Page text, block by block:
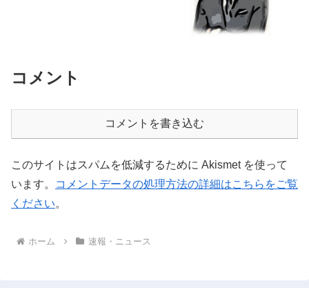
コメント
コメントを書き込む
このサイトはスパムを低減するために Akismet を使って
います。
コメントデータの処理方法の詳細はこちらをご覧
ください。
ホーム 速報・ニュース